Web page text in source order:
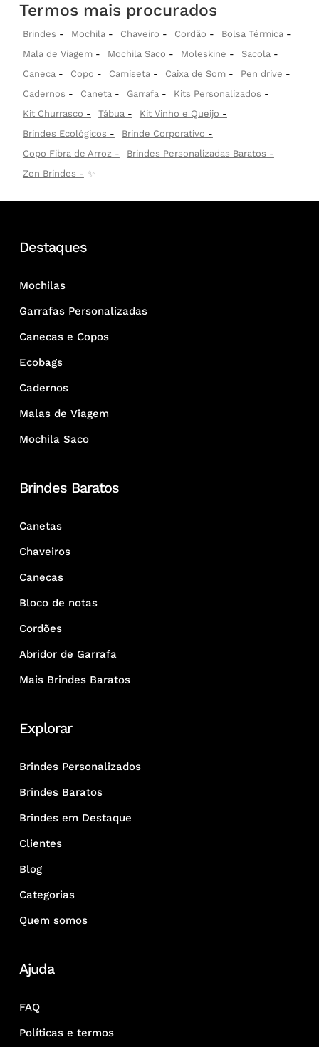
Termos mais procurados
Brindes Mochila Chaveiro Cordão
Bolsa Térmica
Mala de Viagem
Mochila Saco Moleskine
Sacola
Caneca
Copo Camiseta Caixa de Som
Pen drive
Cadernos
Caneta Garrafa
Kits Personalizados
Kit Churrasco
Tábua
Kit Vinho e Queijo
Brindes Ecológicos
Brinde Corporativo
Copo Fibra de Arroz
Brindes Personalizadas Baratos
Zen Brindes
✨
Destaques
Mochilas
Garrafas Personalizadas
Canecas e Copos
Ecobags
Cadernos
Malas de Viagem
Mochila Saco
Brindes Baratos
Canetas
Chaveiros
Canecas
Bloco de notas
Cordões
Abridor de Garrafa
Mais Brindes Baratos
Explorar
Brindes Personalizados
Brindes Baratos
Brindes em Destaque
Clientes
Blog
Categorias
Quem somos
Ajuda
FAQ
Políticas e termos